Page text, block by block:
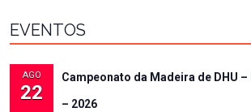
EVENTOS
AGO
22
Campeonato da Madeira de DHU
– 2026